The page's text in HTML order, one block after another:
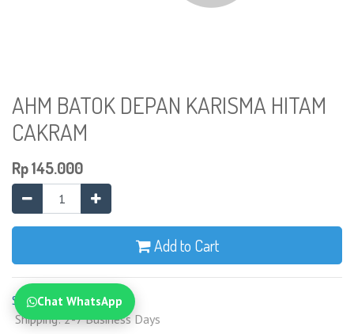
AHM BATOK DEPAN KARISMA HITAM
CAKRAM
Rp145.000
Add to Cart
Syarat dan Ketentuan
Shipping: 2-7 Business Days
Chat WhatsApp